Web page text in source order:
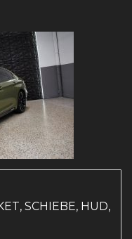
SCHIEBE, HUD,